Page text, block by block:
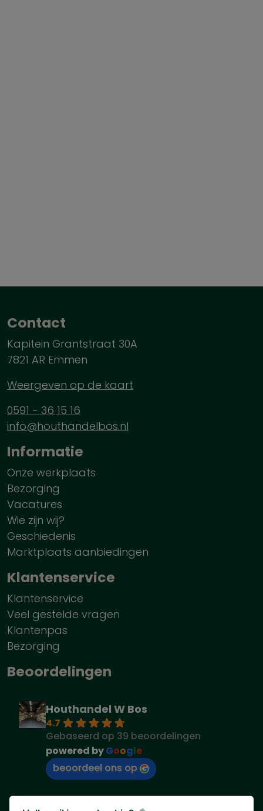
Contact
Kapitein Grantstraat 30A
7821 AR Emmen
Weergeven op de kaart
0591 - 36 15 16
info@houthandelbos.nl
Informatie
Onze werkplaats
Bezorging
Vacatures
Wie zijn wij?
Geschiedenis
Marktplaats aanbiedingen
Klantenservice
Klantenservice
Veel gestelde vragen
Klantenpas
Bezorging
Beoordelingen
Houthandel W Bos
4.7
Gebaseerd op 39 beoordelingen
powered byGoogle
beoordeel ons op